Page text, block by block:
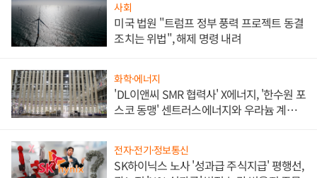
사회
미국 법원 "트럼프 정부 풍력 프로젝트 동결
조치는 위법", 해제 명령 내려
화학·에너지
'DL이앤씨 SMR 협력사' X에너지, '한수원 포
스코 동맹' 센트러스에너지와 우라늄 계약
전자·전기·정보통신
SK하이닉스 노사 '성과급 주식지급' 평행선,